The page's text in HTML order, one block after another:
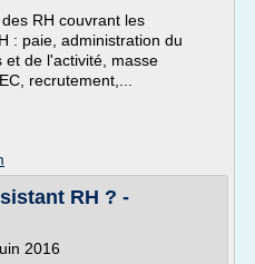
RH couvrant les
: paie, administration du
et de l'activité, masse
recrutement,...
RH ? -
2016